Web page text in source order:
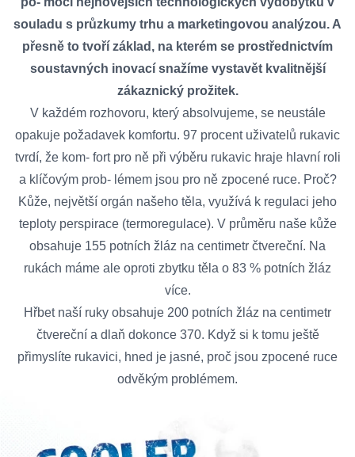
souladu s průzkumy trhu a marketingovou analýzou. A
přesně to tvoří základ, na kterém se prostřednictvím
soustavných inovací snažíme vystavět kvalitnější
zákaznický prožitek.
V každém rozhovoru, který absolvujeme, se neustále
opakuje požadavek komfortu. 97 procent uživatelů rukavic
tvrdí, že kom- fort pro ně při výběru rukavic hraje hlavní roli
a klíčovým prob- lémem jsou pro ně zpocené ruce. Proč?
Kůže, největší orgán našeho těla, využívá k regulaci jeho
teploty perspirace (termoregulace). V průměru naše kůže
obsahuje 155 potních žláz na centimetr čtvereční. Na
rukách máme ale oproti zbytku těla o 83 % potních žláz
více.
Hřbet naší ruky obsahuje 200 potních žláz na centimetr
čtvereční a dlaň dokonce 370. Když si k tomu ještě
přimyslíte rukavici, hned je jasné, proč jsou zpocené ruce
odvěkým problémem.